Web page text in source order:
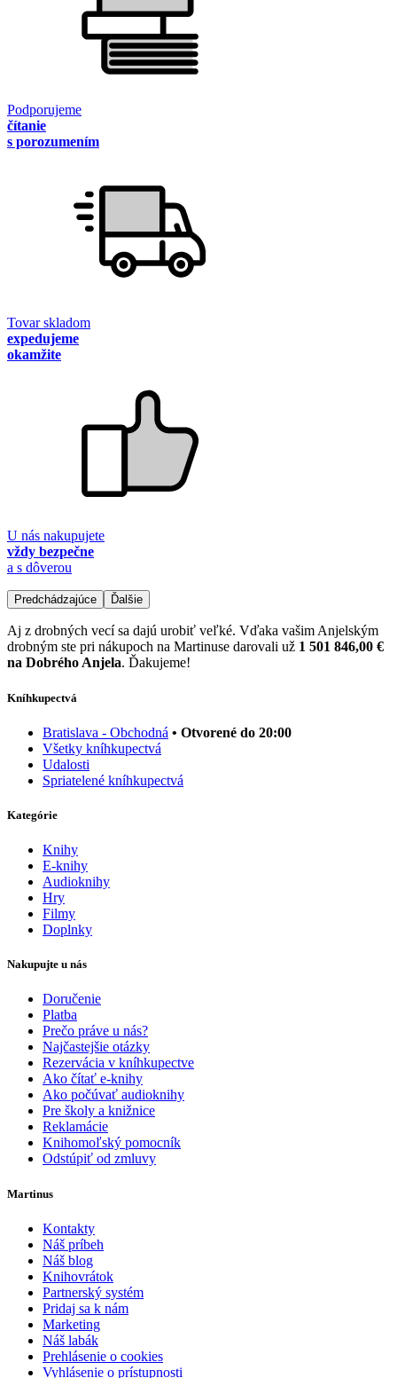
Podporujeme
čítanie
s porozumením
Tovar skladom
expedujeme
okamžite
U nás nakupujete
vždy bezpečne
a s dôverou
Predchádzajúce Ďalšie
Aj z drobných vecí sa dajú urobiť veľké. Vďaka vašim Anjelským
drobným ste pri nákupoch na Martinuse darovali už 1 501 846,00 €
na Dobrého Anjela. Ďakujeme!
Kníhkupectvá
Bratislava - Obchodná • Otvorené do 20:00
Všetky kníhkupectvá
Udalosti
Spriatelené kníhkupectvá
Kategórie
Knihy
E-knihy
Audioknihy
Hry
Filmy
Doplnky
Nakupujte u nás
Doručenie
Platba
Prečo práve u nás?
Najčastejšie otázky
Rezervácia v kníhkupectve
Ako čítať e-knihy
Ako počúvať audioknihy
Pre školy a knižnice
Reklamácie
Knihomoľský pomocník
Odstúpiť od zmluvy
Martinus
Kontakty
Náš príbeh
Náš blog
Knihovrátok
Partnerský systém
Pridaj sa k nám
Marketing
Náš labák
Prehlásenie o cookies
Vyhlásenie o prístupnosti